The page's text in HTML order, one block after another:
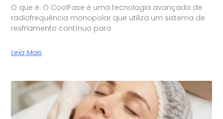
O que é: O CoolFase é uma tecnologia avançada de
radiofrequência monopolar que utiliza um sistema de
resfriamento contínuo para
Leia Mais